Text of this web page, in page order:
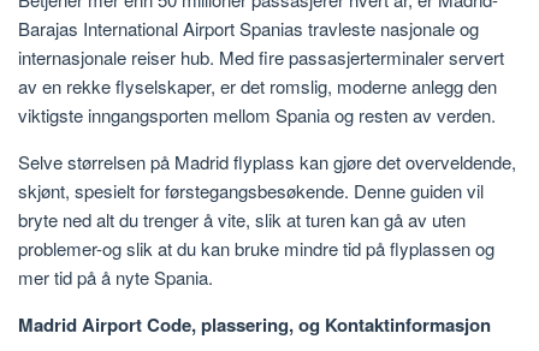
Barajas International Airport Spanias travleste nasjonale og
internasjonale reiser hub. Med fire passasjerterminaler servert
av en rekke flyselskaper, er det romslig, moderne anlegg den
viktigste inngangsporten mellom Spania og resten av verden.
Selve størrelsen på Madrid flyplass kan gjøre det overveldende,
skjønt, spesielt for førstegangsbesøkende. Denne guiden vil
bryte ned alt du trenger å vite, slik at turen kan gå av uten
problemer-og slik at du kan bruke mindre tid på flyplassen og
mer tid på å nyte Spania.
Madrid Airport Code, plassering, og Kontaktinformasjon